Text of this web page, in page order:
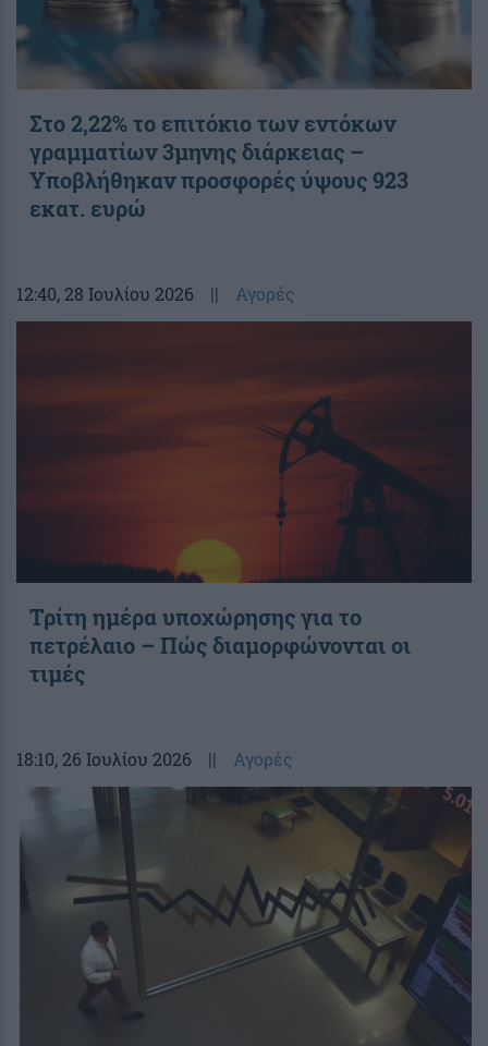
Στο 2,22% το επιτόκιο των εντόκων
γραμματίων 3μηνης διάρκειας –
Υποβλήθηκαν προσφορές ύψους 923
εκατ. ευρώ
12:40, 28 Ιουλίου 2026 || Αγορές
Τρίτη ημέρα υποχώρησης για το
πετρέλαιο – Πώς διαμορφώνονται οι
τιμές
18:10, 26 Ιουλίου 2026 || Αγορές